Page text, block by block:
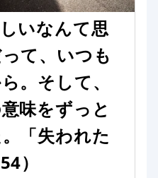
いなんて思
て、いつも
。そして、
味をずっと
「失われた
）